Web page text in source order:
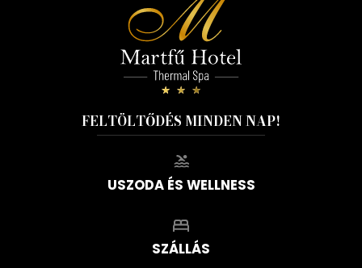
FELTÖLTŐDÉS MINDEN NAP!
USZODA ÉS WELLNESS
SZÁLLÁS